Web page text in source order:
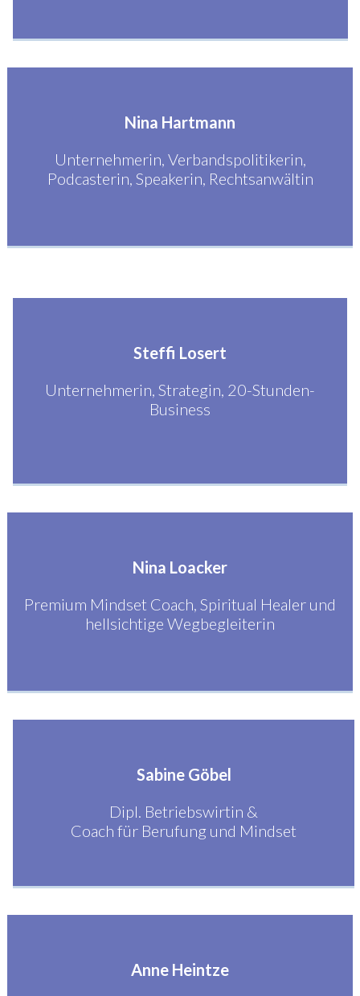
Nina Hartmann
Unternehmerin, Verbandspolitikerin,
Podcasterin, Speakerin, Rechtsanwältin
Steffi Losert
Unternehmerin, Strategin, 20-Stunden-
Business
Nina Loacker
Premium Mindset Coach, Spiritual Healer und
hellsichtige Wegbegleiterin
Sabine Göbel
Dipl. Betriebswirtin &
Coach für Berufung und Mindset
Anne Heintze